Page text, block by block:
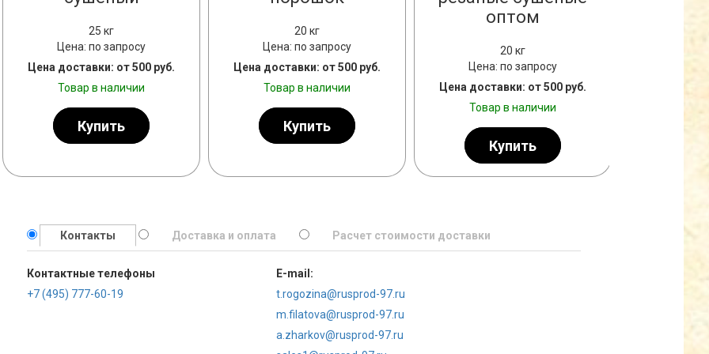
25 кг
Цена: по запросу
Цена доставки: от 500 руб.
Товар в наличии
Купить
20 кг
Цена: по запросу
Цена доставки: от 500 руб.
Товар в наличии
Купить
оптом
20 кг
Цена: по запросу
Цена доставки: от 500 руб.
Товар в наличии
Купить
Контакты Доставка и оплата Расчет стоимости доставки
Контактные телефоны
+7 (495) 777-60-19
E-mail:
t.rogozina@rusprod-97.ru
m.filatova@rusprod-97.ru
a.zharkov@rusprod-97.ru